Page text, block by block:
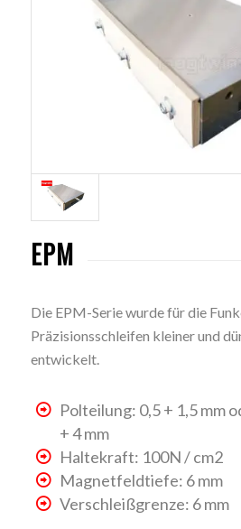
EPM
Die EPM-Serie wurde für die
Präzisionsschleifen kleiner und
entwickelt.
Polteilung: 0,5 + 1,5 mm
+ 4 mm
Haltekraft: 100N / cm2
Magnetfeldtiefe: 6 mm
Verschleißgrenze: 6 mm